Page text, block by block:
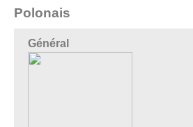
Polonais
Général